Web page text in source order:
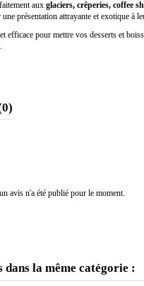
aux glaciers, crêperies, coffee
présentation attrayante et exotique à
efficace pour mettre vos desserts et
avis n'a été publié pour le moment.
dans la même catégorie :